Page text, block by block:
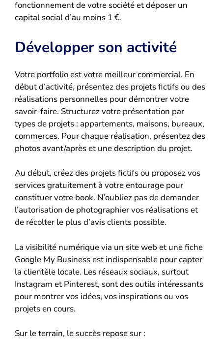
fonctionnement de votre société et déposer un
capital social d’au moins 1 €.
Développer son activité
Votre portfolio est votre meilleur commercial. En
début d’activité, présentez des projets fictifs ou des
réalisations personnelles pour démontrer votre
savoir-faire. Structurez votre présentation par
types de projets : appartements, maisons, bureaux,
commerces. Pour chaque réalisation, présentez des
photos avant/après et une description du projet.
Au début, créez des projets fictifs ou proposez vos
services gratuitement à votre entourage pour
constituer votre book. N’oubliez pas de demander
l’autorisation de photographier vos réalisations et
de récolter le plus d’avis clients possible.
La visibilité numérique via un site web et une fiche
Google My Business est indispensable pour capter
la clientèle locale. Les réseaux sociaux, surtout
Instagram et Pinterest, sont des outils intéressants
pour montrer vos idées, vos inspirations ou vos
projets en cours.
Sur le terrain, le succès repose sur :